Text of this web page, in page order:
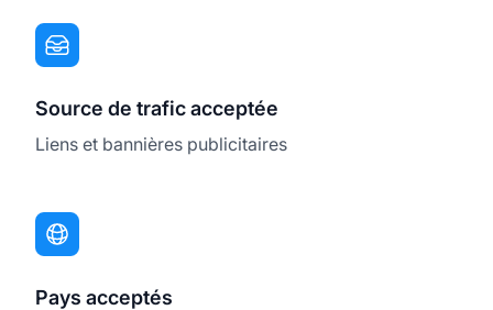
Source de trafic acceptée
Liens et bannières publicitaires
Pays acceptés